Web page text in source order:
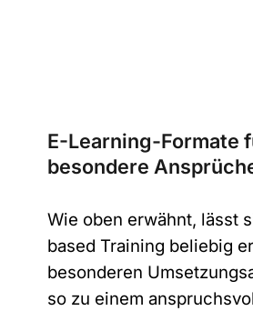
E-Learning-Formate
besondere
Wie oben erwähnt, lässt
based Training beliebig
besonderen
so zu einem